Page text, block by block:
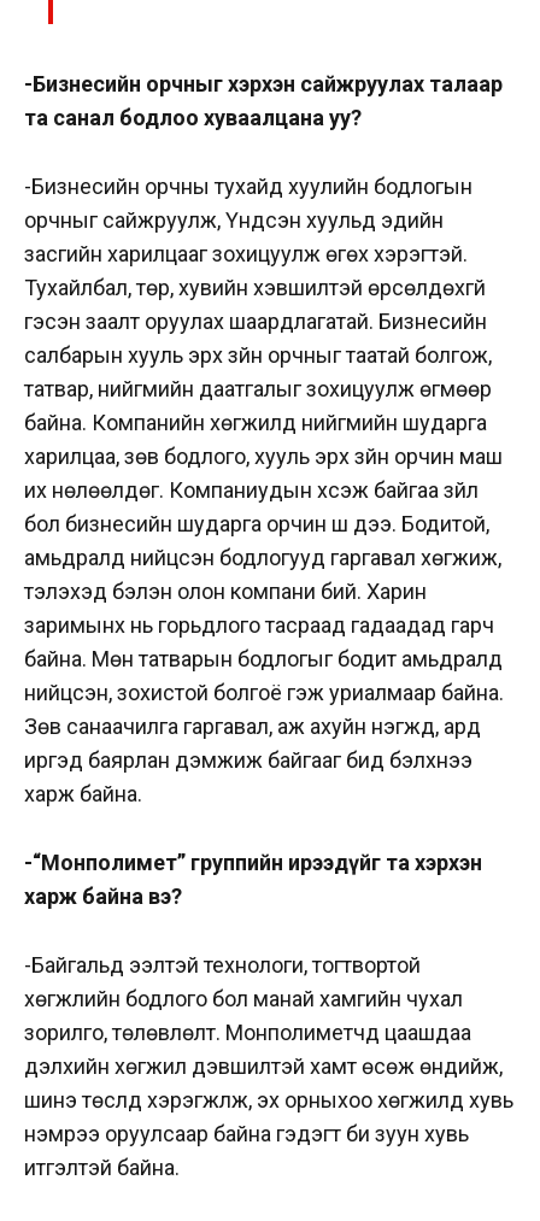
-Бизнесийн орчныг хэрхэн сайжруулах талаар
та санал бодлоо хуваалцана уу?
-Бизнесийн орчны тухайд хуулийн бодлогын
орчныг сайжруулж, Үндсэн хуульд эдийн
засгийн харилцааг зохицуулж өгөх хэрэгтэй.
Тухайлбал, төр, хувийн хэвшилтэй өрсөлдөхгүй
гэсэн заалт оруулах шаардлагатай. Бизнесийн
салбарын хууль эрх зүйн орчныг таатай болгож,
татвар, нийгмийн даатгалыг зохицуулж өгмөөр
байна. Компанийн хөгжилд нийгмийн шударга
харилцаа, зөв бодлого, хууль эрх зүйн орчин маш
их нөлөөлдөг. Компаниудын хүсэж байгаа зүйл
бол бизнесийн шударга орчин шүү дээ. Бодитой,
амьдралд нийцсэн бодлогууд гаргавал хөгжиж,
тэлэхэд бэлэн олон компани бий. Харин
заримынх нь горьдлого тасраад гадаадад гарч
байна. Мөн татварын бодлогыг бодит амьдралд
нийцсэн, зохистой болгоё гэж уриалмаар байна.
Зөв санаачилга гаргавал, аж ахуйн нэгжүүд, ард
иргэд баярлан дэмжиж байгааг бид бэлхнээ
харж байна.
-“Монполимет” группийн ирээдүйг та хэрхэн
харж байна вэ?
-Байгальд ээлтэй технологи, тогтвортой
хөгжлийн бодлого бол манай хамгийн чухал
зорилго, төлөвлөлт. Монполиметчүүд цаашдаа
дэлхийн хөгжил дэвшилтэй хамт өсөж өндийж,
шинэ төслүүд хэрэгжүүлж, эх орныхоо хөгжилд хувь
нэмрээ оруулсаар байна гэдэгт би зуун хувь
итгэлтэй байна.